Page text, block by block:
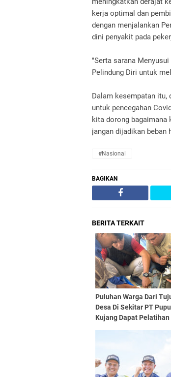
kerja optimal dan
dengan menjalankan
dini penyakit pada
"Serta sarana
Pelindung Diri untuk
Dalam kesempatan itu,
untuk pencegahan
kita dorong
jangan dijadikan beban
#nasional
BAGIKAN
BERITA TERKAIT
Puluhan Warga Dari
Desa Di Sekitar PT
Kujang Dapat Pelatihan